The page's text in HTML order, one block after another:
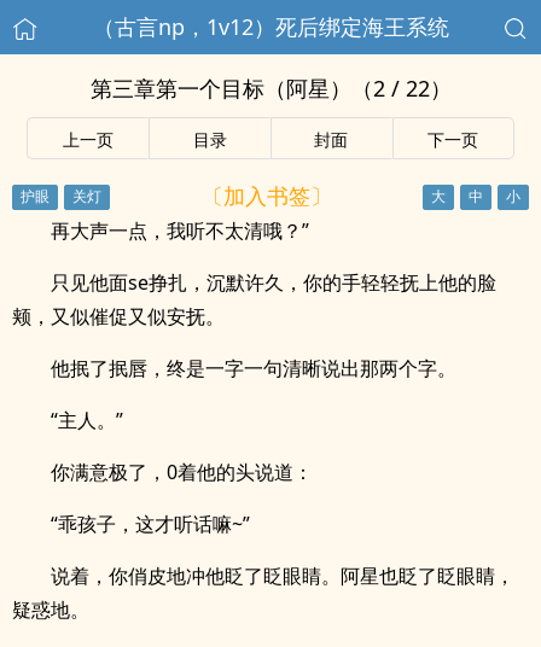
（古言np，1v12）死后绑定海王系统
第三章第一个目标（阿星）（2 / 22）
上一页 目录 封面 下一页
〔加入书签〕
再大声一点，我听不太清哦？”
只见他面se挣扎，沉默许久，你的手轻轻抚上他的脸
颊，又似催促又似安抚。
他抿了抿唇，终是一字一句清晰说出那两个字。
“主人。”
你满意极了，0着他的头说道：
“乖孩子，这才听话嘛~”
说着，你俏皮地冲他眨了眨眼睛。阿星也眨了眨眼睛，
疑惑地。